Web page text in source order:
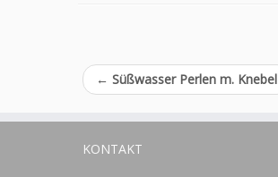
← Süßwasser Perlen m. Knebel
KONTAKT